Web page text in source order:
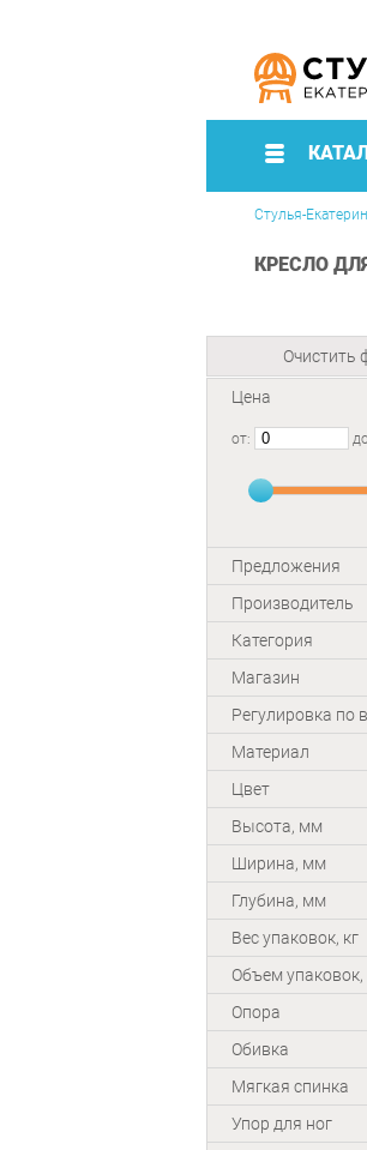
Стулья-
КРЕСЛО
Очистить
Цена
от:
Предложения
Производитель
Категория
Магазин
Регулировка по
Материал
Цвет
Высота, мм
Ширина, мм
Глубина, мм
Вес упаковок, кг
Объем
Опора
Обивка
Мягкая спинка
Упор для ног